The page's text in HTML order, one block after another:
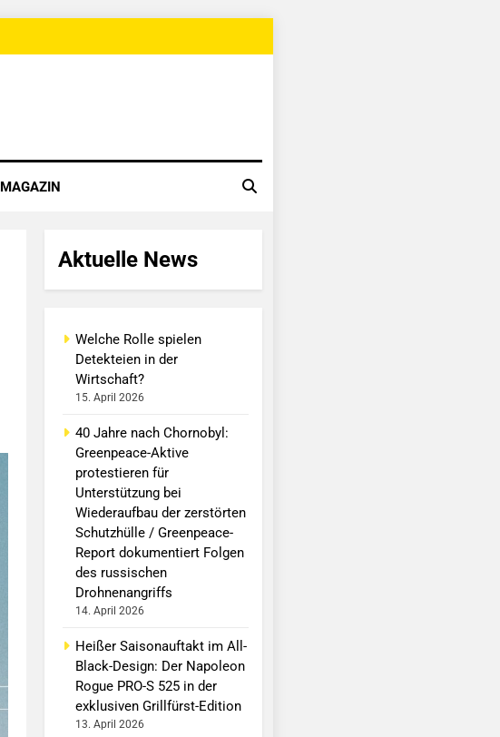
MAGAZIN
Aktuelle News
Welche Rolle spielen
Detekteien in der
Wirtschaft?
15. April 2026
40 Jahre nach Chornobyl:
Greenpeace-Aktive
protestieren für
Unterstützung bei
Wiederaufbau der zerstörten
Schutzhülle / Greenpeace-
Report dokumentiert Folgen
des russischen
Drohnenangriffs
14. April 2026
Heißer Saisonauftakt im All-
Black-Design: Der Napoleon
Rogue PRO-S 525 in der
exklusiven Grillfürst-Edition
13. April 2026